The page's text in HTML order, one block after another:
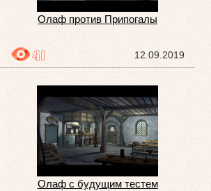
Олаф против Припогалы
12.09.2019
460
Олаф с будущим тестем